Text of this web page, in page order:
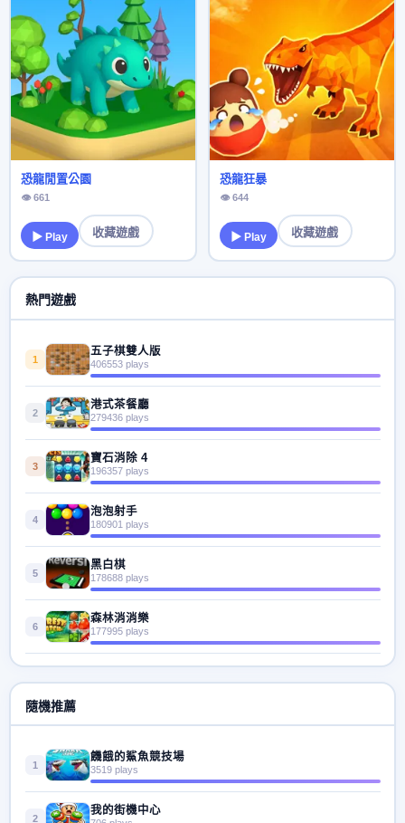
恐龍閒置公園
👁 661
▶ Play 收藏遊戲
恐龍狂暴
👁 644
▶ Play 收藏遊戲
熱門遊戲
1
五子棋雙人版
406553 plays
2
港式茶餐廳
279436 plays
3
寶石消除 4
196357 plays
4
泡泡射手
180901 plays
5
黑白棋
178688 plays
6
森林消消樂
177995 plays
隨機推薦
1
饑餓的鯊魚競技場
3519 plays
2
我的街機中心